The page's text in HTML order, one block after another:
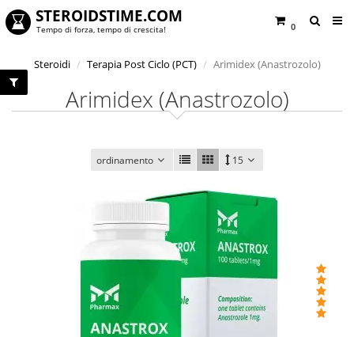
0
STEROIDSTIME.COM
Tempo di forza, tempo di crescita!
Steroidi Terapia Post Ciclo (PCT) Arimidex (Anastrozolo)
Arimidex (Anastrozolo)
ordinamento 15